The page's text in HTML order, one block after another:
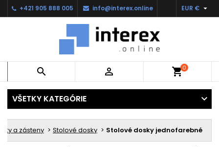
+421 905 888 005 info@interex.online EUR € 
  shopping_cart0
VŠETKY KATEGÓRIE
a zásteny Stolové dosky Stolové dosky jednofarebné